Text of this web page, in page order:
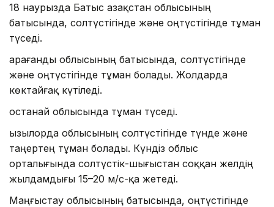
18 наурызда Батыс Қазақстан облысының
батысында, солтүстігінде және оңтүстігінде тұман
түседі.
Қарағанды облысының батысында, солтүстігінде
және оңтүстігінде тұман болады. Жолдарда
көктайғақ күтіледі.
Қостанай облысында тұман түседі.
Қызылорда облысының солтүстігінде түнде және
таңертең тұман болады. Күндіз облыс
орталығында солтүстік-шығыстан соққан желдің
жылдамдығы 15–20 м/с-қа жетеді.
Маңғыстау облысының батысында, оңтүстігінде